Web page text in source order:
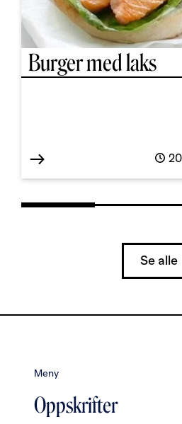
Burger med laks
Se alle
Meny
Oppskrifter